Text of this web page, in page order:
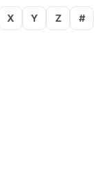
X Y Z #